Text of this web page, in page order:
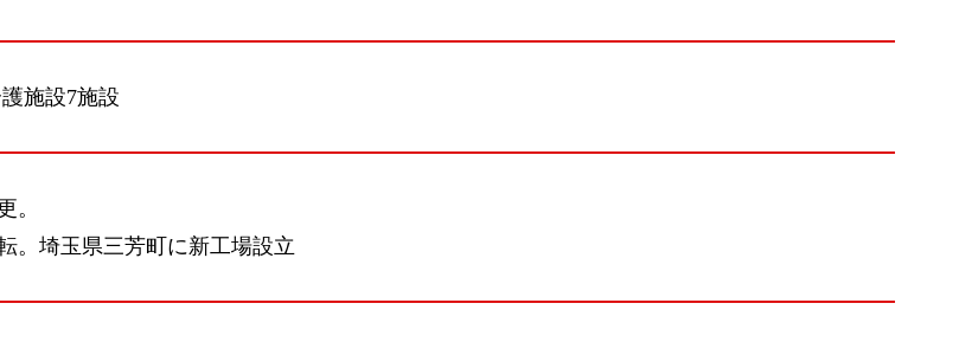
施設7施設
。
。埼玉県三芳町に新工場設立